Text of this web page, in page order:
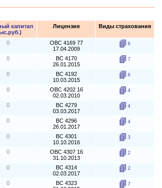
капитал
Лицензия Виды страхования
0
ОВС 4169 77
17.04.2009
6
0
ВС 4170
26.01.2015
7
0
ВС 4192
10.03.2015
6
0
ОВС 4202 16
02.03.2010
4
0
ВС 4279
03.03.2017
4
0
ВС 4296
26.01.2017
4
0
ВС 4301
10.10.2016
3
0
ОВС 4307 16
31.10.2013
2
0
ВС 4314
02.03.2017
2
0
ВС 4323
7